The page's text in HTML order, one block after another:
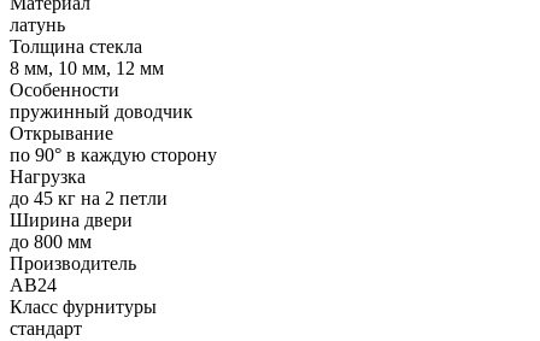
латунь
Толщина стекла
8 мм, 10 мм, 12 мм
Особенности
пружинный доводчик
Открывание
по 90° в каждую сторону
Нагрузка
до 45 кг на 2 петли
Ширина двери
до 800 мм
Производитель
АВ24
Класс фурнитуры
стандарт